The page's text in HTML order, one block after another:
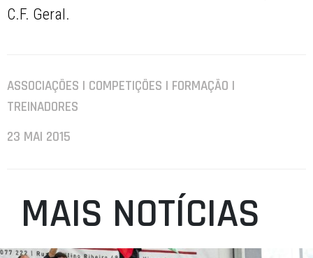
C.F. Geral.
ASSOCIAÇÕES | COMPETIÇÕES | FORMAÇÃO |
TREINADORES
23 MAI 2015
MAIS NOTÍCIAS